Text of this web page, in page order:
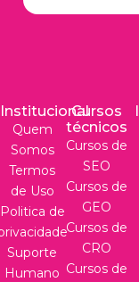
Institucional
Quem
Somos
Termos
de Uso
Politica de
Suporte
Humano
Cursos
técnicos
Cursos de
SEO
Cursos de
GEO
Cursos de
CRO
Cursos de